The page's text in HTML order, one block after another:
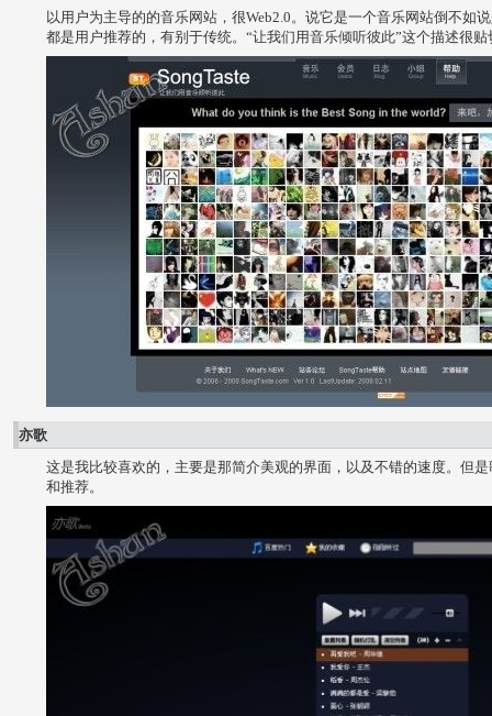
以用户为主导的的音乐网站，很Web2.0。说它是一个音乐网站倒不如
都是用户推荐的，有别于传统。“让我们用音乐倾听彼此”这个描述很贴
亦歌
这是我比较喜欢的，主要是那简介美观的界面，以及不错的速度。但
和推荐。